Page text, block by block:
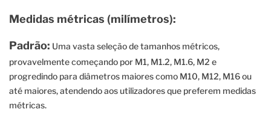
Medidas métricas (milímetros):
Padrão: Uma vasta seleção de tamanhos métricos,
provavelmente começando por M1, M1.2, M1.6, M2 e
progredindo para diâmetros maiores como M10, M12, M16 ou
até maiores, atendendo aos utilizadores que preferem medidas
métricas.